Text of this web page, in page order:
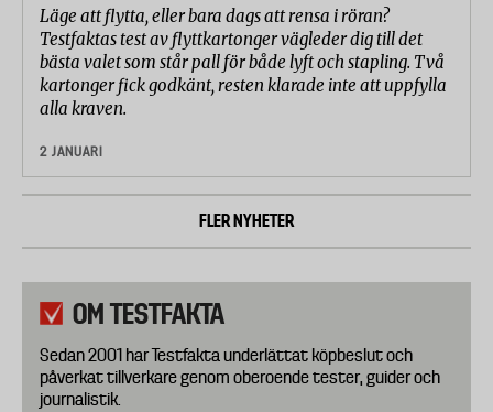
Läge att flytta, eller bara dags att rensa i röran?
Testfaktas test av flyttkartonger vägleder dig till det
bästa valet som står pall för både lyft och stapling. Två
kartonger fick godkänt, resten klarade inte att uppfylla
alla kraven.
2 JANUARI
FLER NYHETER
OM TESTFAKTA
Sedan 2001 har Testfakta underlättat köpbeslut och
påverkat tillverkare genom oberoende tester, guider och
journalistik.